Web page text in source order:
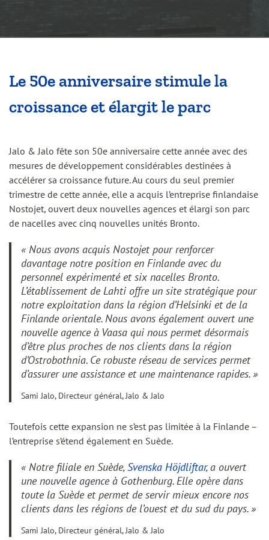
Le 50e anniversaire stimule la
croissance et élargit le parc
Jalo & Jalo fête son 50e anniversaire cette année avec des
mesures de développement considérables destinées à
accélérer sa croissance future. Au cours du seul premier
trimestre de cette année, elle a acquis l’entreprise finlandaise
Nostojet, ouvert deux nouvelles agences et élargi son parc
de nacelles avec cinq nouvelles unités Bronto.
« Nous avons acquis Nostojet pour renforcer
davantage notre position en Finlande avec du
personnel expérimenté et six nacelles Bronto.
L’établissement de Lahti offre un site stratégique pour
notre exploitation dans la région d’Helsinki et de la
Finlande orientale. Nous avons également ouvert une
nouvelle agence à Vaasa qui nous permet désormais
d’être plus proches de nos clients dans la région
d’Ostrobothnia. Ce robuste réseau de services permet
d’assurer une assistance et une maintenance rapides. »
Sami Jalo, Directeur général, Jalo & Jalo
Toutefois cette expansion ne s’est pas limitée à la Finlande –
l’entreprise s’étend également en Suède.
« Notre filiale en Suède,Svenska Höjdliftar, a ouvert
une nouvelle agence à Gothenburg. Elle opère dans
toute la Suède et permet de servir mieux encore nos
clients dans les régions de l’ouest et du sud du pays. »
Sami Jalo, Directeur général, Jalo & Jalo